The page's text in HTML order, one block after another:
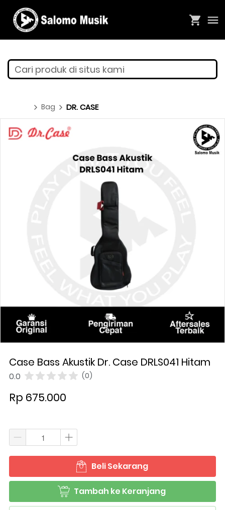
Cari produk di situs kami
Bag DR. CASE
Case Bass Akustik Dr. Case DRLS041 Hitam
0.0 (0)
Rp 675.000
` Beli Sekarang
` Tambah ke Keranjang